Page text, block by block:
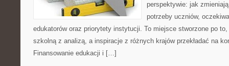
perspektywie: jak
potrzeby uczniów,
edukatorów oraz priorytety instytucji. To miejsce stworzone po
szkolną z analizą, a inspiracje z różnych krajów przekładać na
Finansowanie edukacji i […]